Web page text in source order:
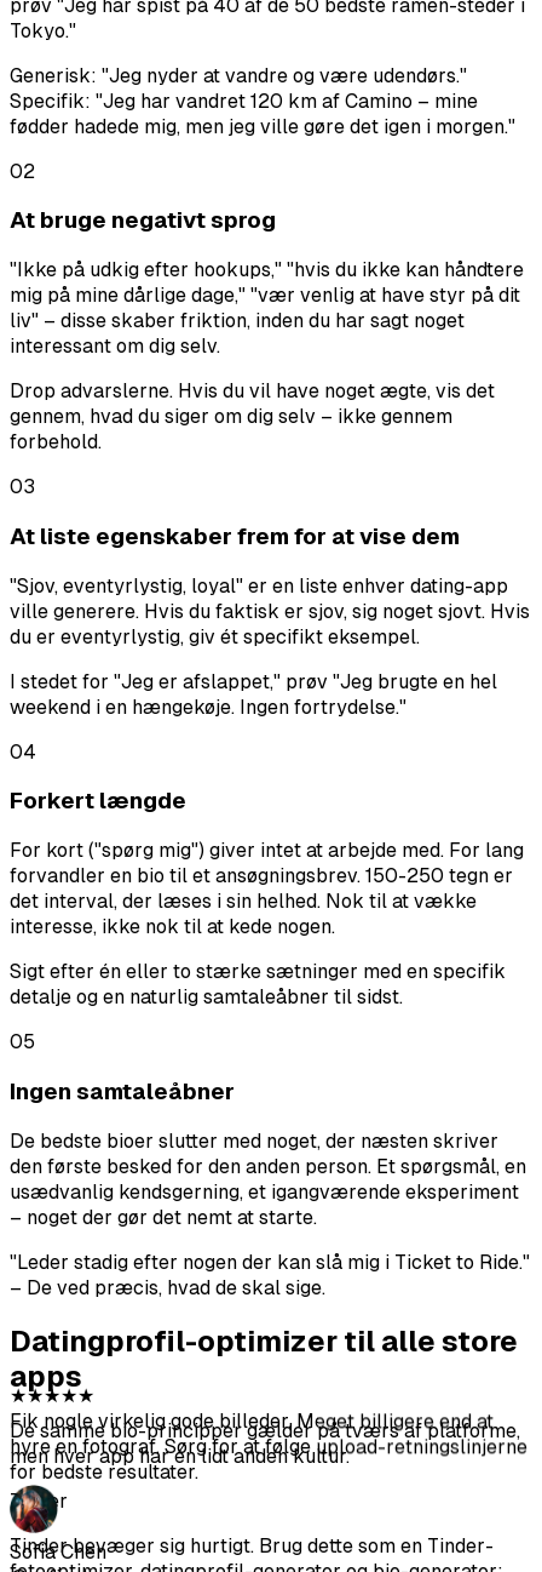
prøv "Jeg har spist på 40 af de 50 bedste ramen-steder i
Tokyo."
Generisk: "Jeg nyder at vandre og være udendørs."
Specifik: "Jeg har vandret 120 km af Camino – mine
fødder hadede mig, men jeg ville gøre det igen i morgen."
02
At bruge negativt sprog
"Ikke på udkig efter hookups," "hvis du ikke kan håndtere
mig på mine dårlige dage," "vær venlig at have styr på dit
liv" – disse skaber friktion, inden du har sagt noget
interessant om dig selv.
Drop advarslerne. Hvis du vil have noget ægte, vis det
gennem, hvad du siger om dig selv – ikke gennem
forbehold.
03
At liste egenskaber frem for at vise dem
"Sjov, eventyrlystig, loyal" er en liste enhver dating-app
ville generere. Hvis du faktisk er sjov, sig noget sjovt. Hvis
du er eventyrlystig, giv ét specifikt eksempel.
I stedet for "Jeg er afslappet," prøv "Jeg brugte en hel
weekend i en hængekøje. Ingen fortrydelse."
04
Forkert længde
For kort ("spørg mig") giver intet at arbejde med. For lang
forvandler en bio til et ansøgningsbrev. 150-250 tegn er
det interval, der læses i sin helhed. Nok til at vække
interesse, ikke nok til at kede nogen.
Sigt efter én eller to stærke sætninger med en specifik
detalje og en naturlig samtaleåbner til sidst.
05
Ingen samtaleåbner
De bedste bioer slutter med noget, der næsten skriver
den første besked for den anden person. Et spørgsmål, en
usædvanlig kendsgerning, et igangværende eksperiment
– noget der gør det nemt at starte.
"Leder stadig efter nogen der kan slå mig i Ticket to Ride."
– De ved præcis, hvad de skal sige.
Datingprofil-optimizer til alle store
apps
De samme bio-principper gælder på tværs af platforme,
men hver app har en lidt anden kultur.
Tinder
Tinder bevæger sig hurtigt. Brug dette som en Tinder-
★ ★
★
Fik nogle virkelig gode billeder. Meget billigere end at
hyre en fotograf. Sørg for at følge upload-retningslinjerne
for bedste resultater.
Sofia Chen
@sofiachen
★★★★★
Fotos ser ret realistiske ud og hjalp mig med at få flere
matches på Bumble. Ikke alle er perfekte, men det er
bestemt det værd.